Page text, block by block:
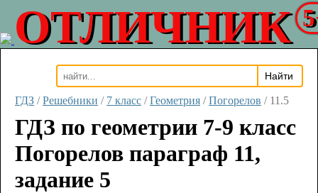
ОТЛИЧНИК
ГДЗ / Решебники / 7 класс / Геометрия / Погорелов / 11.5
ГДЗ по геометрии 7-9 класс
Погорелов параграф 11,
задание 5